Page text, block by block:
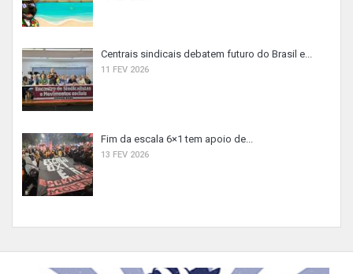
Centrais sindicais debatem futuro do Brasil e...
11 FEV 2026
Fim da escala 6×1 tem apoio de...
13 FEV 2026